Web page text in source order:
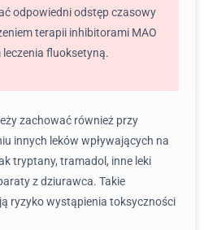
odpowiedni odstęp czasowy
terapii inhibitorami MAO
fluoksetyną.
zachować również przy
innych leków wpływających na
tryptany, tramadol, inne leki
z dziurawca. Takie
ryzyko wystąpienia toksyczności